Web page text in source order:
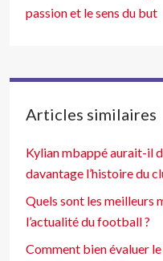
passion et le sens du but
Articles similaires
Kylian mbappé aurait-il
davantage l’histoire du
Quels sont les meilleurs
l’actualité du football ?
Comment bien évaluer